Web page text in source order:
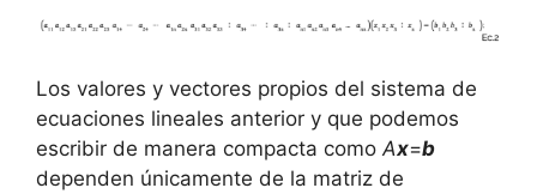
Los valores y vectores propios del sistema de
ecuaciones lineales anterior y que podemos
escribir de manera compacta como Ax=b
dependen únicamente de la matriz de